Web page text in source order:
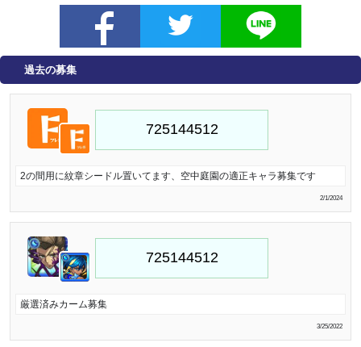
過去の募集
2の間用に紋章シードル置いてます、空中庭園の適正キャラ募集です
2/1/2024
厳選済みカーム募集
3/25/2022